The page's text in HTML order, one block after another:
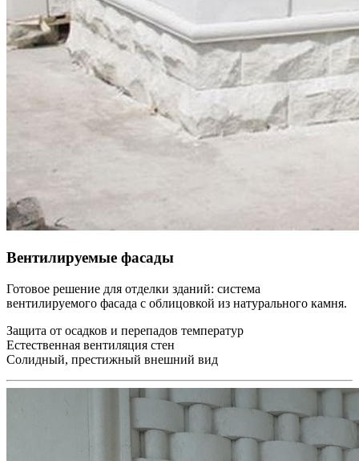
Вентилируемые фасады
Готовое решение для отделки зданий: система
вентилируемого фасада с облицовкой из натурального камня.
Защита от осадков и перепадов температур
Естественная вентиляция стен
Солидный, престижный внешний вид